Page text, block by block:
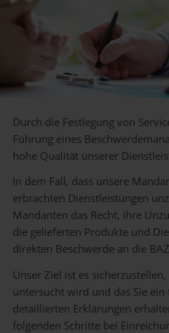
Durch die Festlegung von
Führung eines
hohe Qualität unserer
In dem Fall, dass unsere
erbrachten Dienstleistungen
Mandanten das Recht, ihre
die gelieferten Produkte und
direkten Beschwerde an die
Unser Ziel ist es
untersucht wird und das Sie ein
detaillierten Erklärungen
folgenden Schritte bei